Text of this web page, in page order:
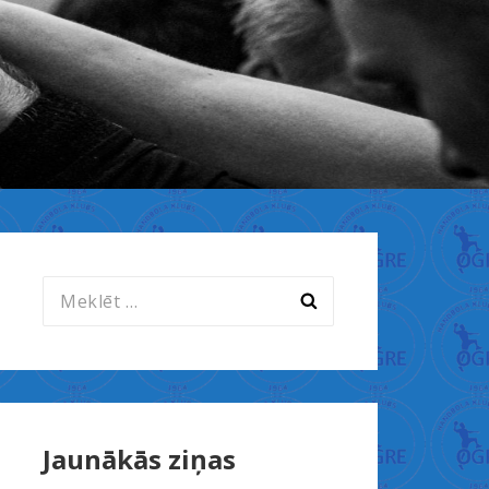
Meklēt:
Jaunākās ziņas